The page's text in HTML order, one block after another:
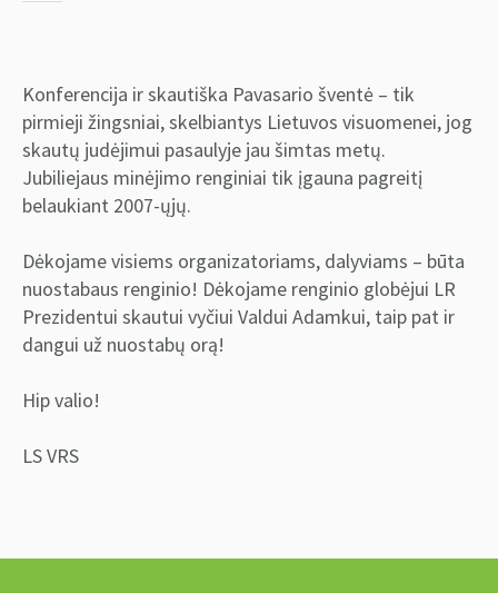
Konferencija ir skautiška Pavasario šventė – tik
pirmieji žingsniai, skelbiantys Lietuvos visuomenei, jog
skautų judėjimui pasaulyje jau šimtas metų.
Jubiliejaus minėjimo renginiai tik įgauna pagreitį
belaukiant 2007-ųjų.
Dėkojame visiems organizatoriams, dalyviams – būta
nuostabaus renginio! Dėkojame renginio globėjui LR
Prezidentui skautui vyčiui Valdui Adamkui, taip pat ir
dangui už nuostabų orą!
Hip valio!
LS VRS